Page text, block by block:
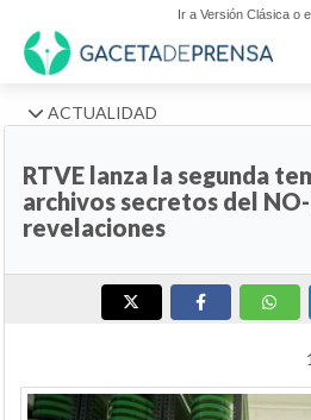
Ir a Versión Clásica o
ACTUALIDAD
RTVE lanza la segunda
archivos secretos del
revelaciones